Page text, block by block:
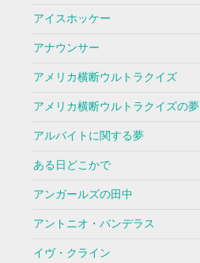
アイスホッケー
アナウンサー
アメリカ横断ウルトラクイズ
アメリカ横断ウルトラクイズの夢
アルバイトに関する夢
ある日どこかで
アンガールズの田中
アントニオ・バンデラス
イヴ・クライン